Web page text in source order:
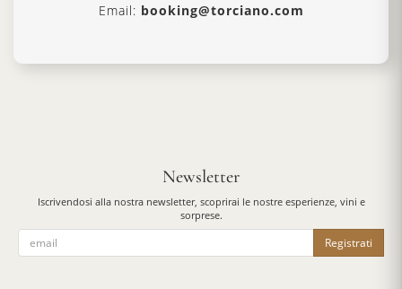
Email: booking@torciano.com
Newsletter
Iscrivendosi alla nostra newsletter, scoprirai le nostre esperienze, vini e
sorprese.
Registrati